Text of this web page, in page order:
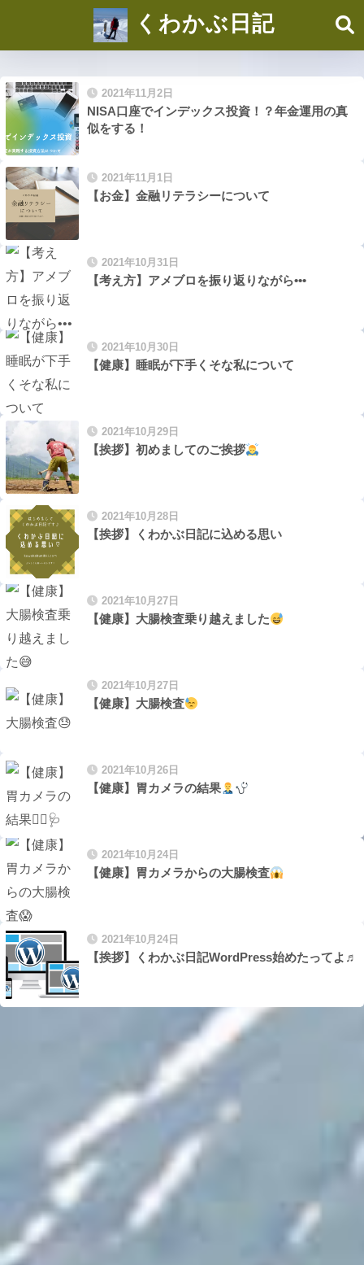
くわかぶ日記
2021年11月2日
NISA口座でインデックス投資！？年金運用の真
似をする！
2021年11月1日
【お金】金融リテラシーについて
2021年10月31日
【考え方】アメブロを振り返りながら•••
2021年10月30日
【健康】睡眠が下手くそな私について
2021年10月29日
【挨拶】初めましてのご挨拶
2021年10月28日
【挨拶】くわかぶ日記に込める思い
2021年10月27日
【健康】大腸検査乗り越えました
2021年10月27日
【健康】大腸検査
2021年10月26日
【健康】胃カメラの結果
2021年10月24日
【健康】胃カメラからの大腸検査
2021年10月24日
【挨拶】くわかぶ日記WordPress始めたってよ♬